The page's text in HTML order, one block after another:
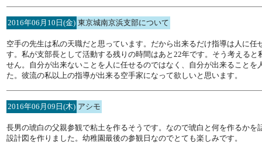
2016年06月10日(金) 東京城南京浜支部について
空手の先生は私の天職だと思っています。だから出来るだけ指導は人に
す。私が支部長として活動する残りの時間はあと22年です。そう考える
せん。自分が出来ないことを人に任せるのではなく、自分が出来ること
た。彼流の私以上の指導が出来る空手家になって欲しいと思います。
2016年06月09日(木) アシモ
長男の琥白の父親参観で粘土を作るそうです。なので琥白と何を作るか
設計図を作りました。幼稚園最後の参観日なのでとても楽しみです。